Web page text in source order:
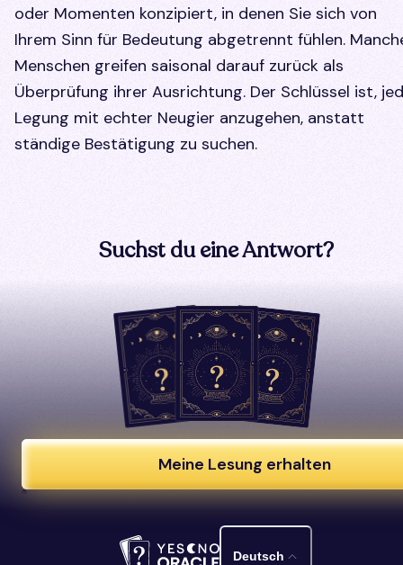
oder Momenten konzipiert, in denen Sie sich von
Ihrem Sinn für Bedeutung abgetrennt fühlen.
Menschen greifen saisonal darauf zurück als
Überprüfung ihrer Ausrichtung. Der Schlüssel ist,
Legung mit echter Neugier anzugehen, anstatt
ständige Bestätigung zu suchen.
Suchst du eine Antwort?
Meine Lesung erhalten
Deutsch